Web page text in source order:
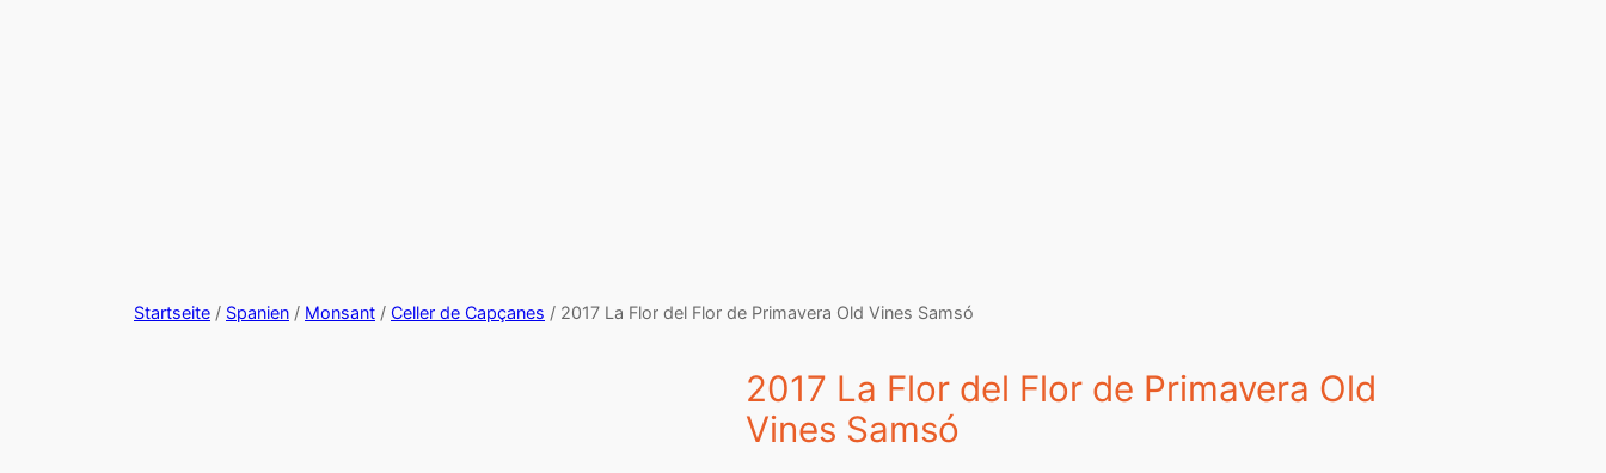
Startseite / Spanien / Monsant / Celler de Capçanes / 2017 La Flor del Flor de Primavera Old Vines Samsó
2017 La Flor del Flor de Primavera Old
Vines Samsó